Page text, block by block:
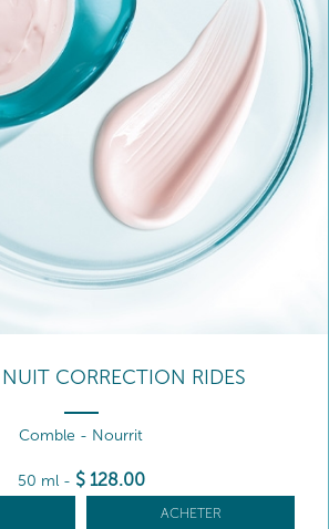
CORRECTION RIDES
Comble - Nourrit
50 ml - $ 128.00
ACHETER